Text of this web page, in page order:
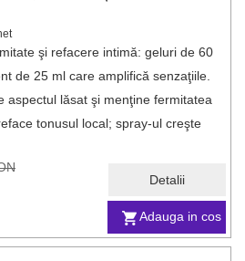
Adauga in cos
Detalii
şi refacere intimă: geluri de 60
de 25 ml care amplifică senzaţiile.
aspectul lăsat şi menţine fermitatea
tonusul local; spray-ul creşte